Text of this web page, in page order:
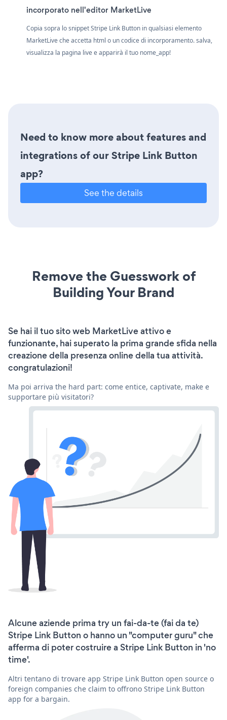
incorporato nell'editor MarketLive
Copia sopra lo snippet Stripe Link Button in qualsiasi elemento
MarketLive che accetta html o un codice di incorporamento. salva,
visualizza la pagina live e apparirà il tuo nome_app!
Need to know more about features and
integrations of our Stripe Link Button
app?
See the details
Remove the Guesswork of
Building Your Brand
Se hai il tuo sito web MarketLive attivo e
funzionante, hai superato la prima grande sfida nella
creazione della presenza online della tua attività.
congratulazioni!
Ma poi arriva the hard part: come entice, captivate, make e
supportare più visitatori?
Alcune aziende prima try un fai-da-te (fai da te)
Stripe Link Button o hanno un "computer guru" che
afferma di poter costruire a Stripe Link Button in 'no
time'.
Altri tentano di trovare app Stripe Link Button open source o
foreign companies che claim to offrono Stripe Link Button
app for a bargain.